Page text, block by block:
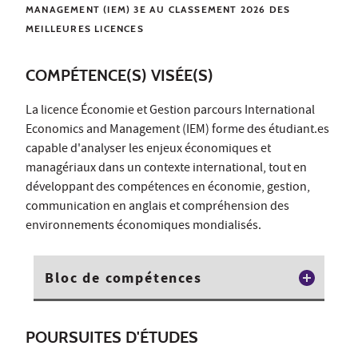
MANAGEMENT (IEM) 3E AU CLASSEMENT 2026 DES
MEILLEURES LICENCES
COMPÉTENCE(S) VISÉE(S)
La licence Économie et Gestion parcours International
Economics and Management (IEM) forme des étudiant.es
capable d'analyser les enjeux économiques et
managériaux dans un contexte international, tout en
développant des compétences en économie, gestion,
communication en anglais et compréhension des
environnements économiques mondialisés.
Bloc de compétences
POURSUITES D'ÉTUDES